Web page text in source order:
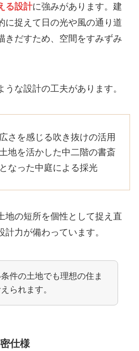
る設計に強みがあります。建
に捉えて日の光や風の通り道
きだすため、空間をすみずみ
な設計の工夫があります。
さを感じる吹き抜けの活用
地を活かした中二階の書斎
なった中庭による採光
地の短所を個性として捉え直
計力が備わっています。
件の土地でも理想の住ま
られます。
仕様